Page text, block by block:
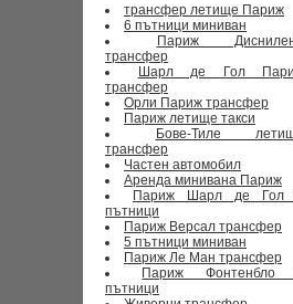
трансфер летище Париж
6 пътници миниван
Париж
трансфер
Шарл де Гол
трансфер
Орли Париж трансфер
Париж летище такси
Бове-Тиле
трансфер
Частен автомобил
Аренда минивана Париж
Париж Шарл де Гол
пътници
Париж Версал трансфер
5 пътници миниван
Париж Ле Ман трансфер
Париж Фонтенбло
пътници